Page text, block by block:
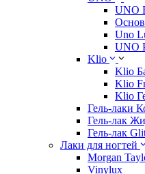
UNO
Uno
UNO
Klio
Klio
Klio
Klio
Гель-лаки
Гель-лак
Гель-лак
Лаки для ногтей
Morgan
Vinylux